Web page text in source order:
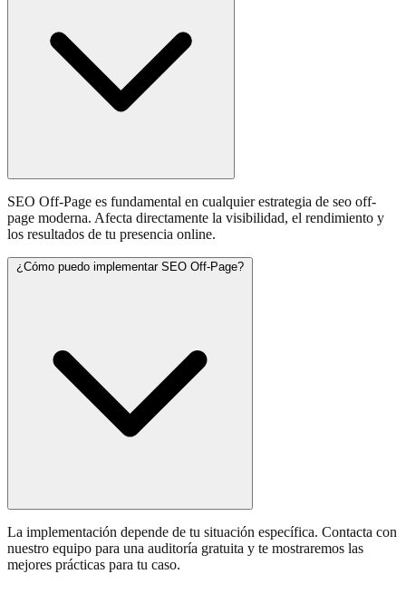
SEO Off-Page es fundamental en cualquier estrategia de seo off-
page moderna. Afecta directamente la visibilidad, el rendimiento y
los resultados de tu presencia online.
¿Cómo puedo implementar SEO Off-Page?
La implementación depende de tu situación específica. Contacta con
nuestro equipo para una auditoría gratuita y te mostraremos las
mejores prácticas para tu caso.